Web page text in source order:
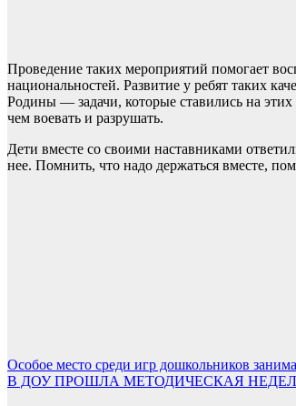
Проведение таких мероприятий помогает
национальностей. Развитие у ребят таких
Родины — задачи, которые ставились на
чем воевать и разрушать.
Дети вместе со своими наставниками
нее. Помнить, что надо держаться вместе,
Навигация
по
Особое место среди игр дошкольников
В ДОУ ПРОШЛА МЕТОДИЧЕСКАЯ